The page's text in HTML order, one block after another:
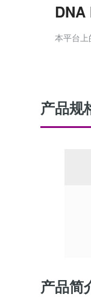
DNA
本平台上
产品规
产品简